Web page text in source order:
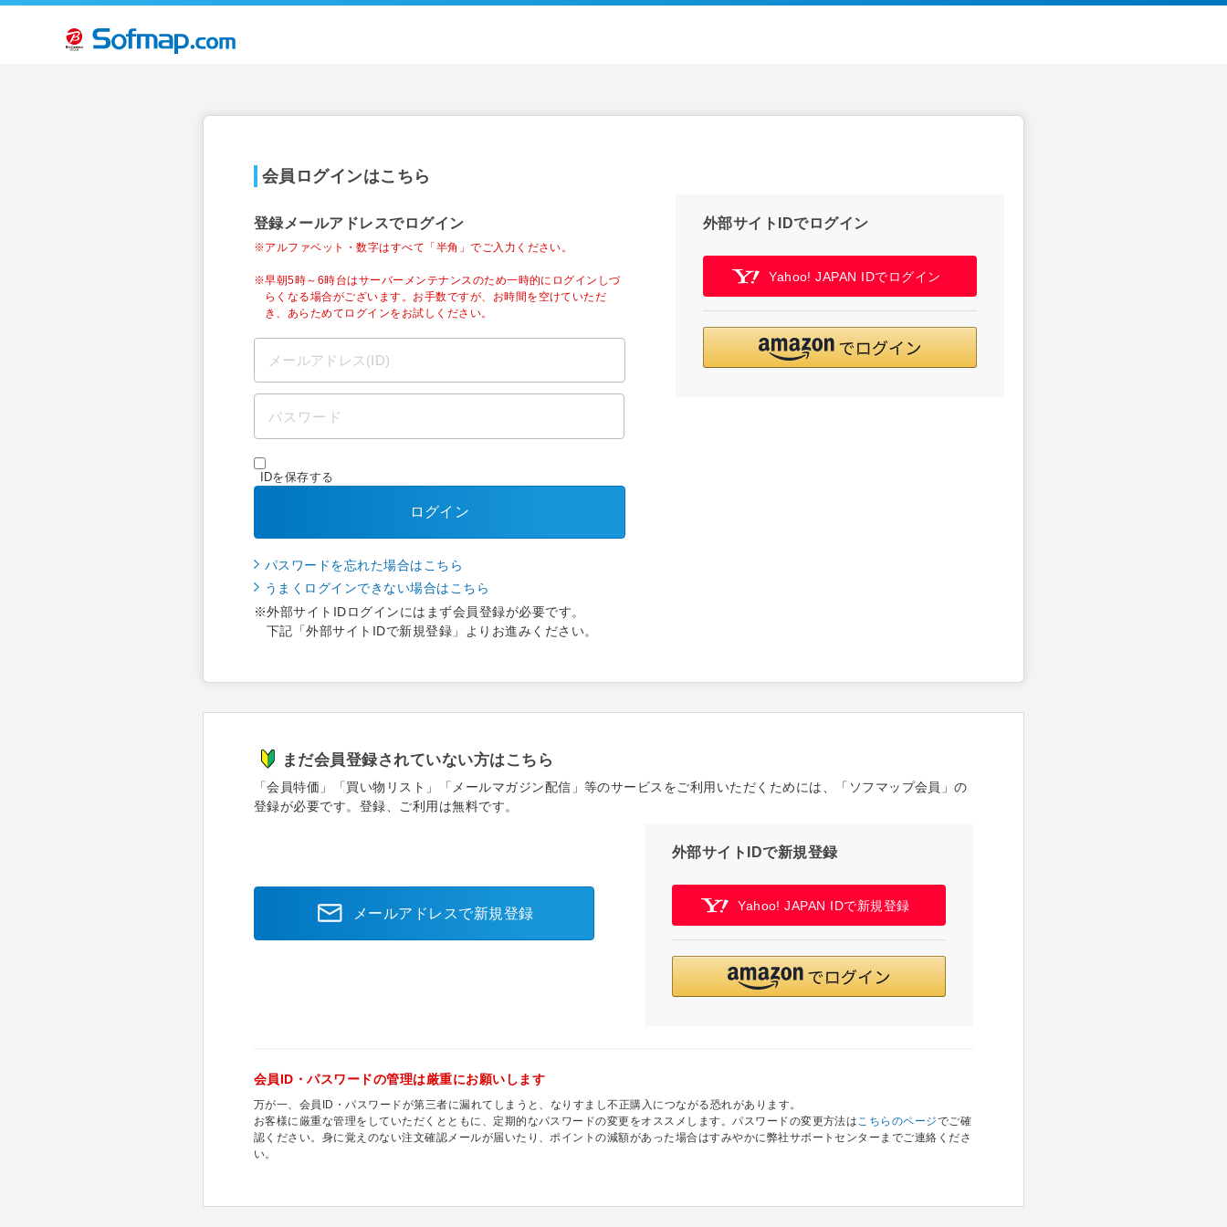
会員ログインはこちら
登録メールアドレスでログイン
※アルファベット・数字はすべて「半角」でご入力ください。
※早朝5時～6時台はサーバーメンテナンスのため一時的にログインしづ
らくなる場合がございます。お手数ですが、お時間を空けていただ
き、あらためてログインをお試しください。
IDを保存する
ログイン
パスワードを忘れた場合はこちら
うまくログインできない場合はこちら
※外部サイトIDログインにはまず会員登録が必要です。
下記「外部サイトIDで新規登録」よりお進みください。
外部サイトIDでログイン
Yahoo! JAPAN IDでログイン
まだ会員登録されていない方はこちら
「会員特価」「買い物リスト」「メールマガジン配信」等のサービスをご利用いただくためには、「ソフマップ会員」の
登録が必要です。登録、ご利用は無料です。
メールアドレスで新規登録
外部サイトIDで新規登録
Yahoo! JAPAN IDで新規登録
会員ID・パスワードの管理は厳重にお願いします
万が一、会員ID・パスワードが第三者に漏れてしまうと、なりすまし不正購入につながる恐れがあります。
お客様に厳重な管理をしていただくとともに、定期的なパスワードの変更をオススメします。パスワードの変更方法はこちらのページでご確
認ください。身に覚えのない注文確認メールが届いたり、ポイントの減額があった場合はすみやかに弊社サポートセンターまでご連絡くださ
い。